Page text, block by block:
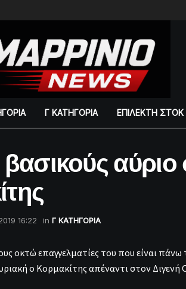
Γ ΚΑΤΗΓΟΡΙΑ ΕΠΙΛΕΚΤΗ ΣΤΟΚ
16:22 in Γ ΚΑΤΗΓΟΡΙΑ
οκτώ επαγγελματίες του που είναι
ο Κορμακίτης απέναντι στον Διγενή